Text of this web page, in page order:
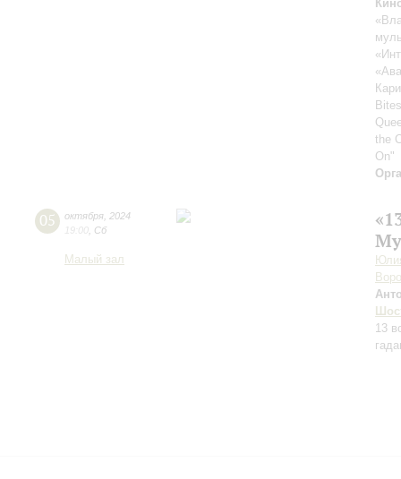
the
On"
05 октября 2024
19:00 Сб
Малый зал
13